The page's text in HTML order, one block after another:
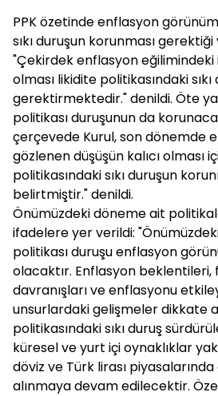
PPK özetinde enflasyon
sıkı duruşun korunması
"Çekirdek enflasyon eğilimindeki
olması likidite politikasındaki
gerektirmektedir." denildi. Öte
politikası duruşunun da
çerçevede Kurul, son dönemde
gözlenen düşüşün kalıcı olması
politikasındaki sıkı duruşun
belirtmiştir." denildi.
Önümüzdeki döneme ait
ifadelere yer verildi:
politikası duruşu enflasyon
olacaktır. Enflasyon
davranışları ve enflasyonu
unsurlardaki gelişmeler dikkate
politikasındaki sıkı duruş
küresel ve yurt içi oynaklıklar
döviz ve Türk lirası
alınmaya devam edilecektir.